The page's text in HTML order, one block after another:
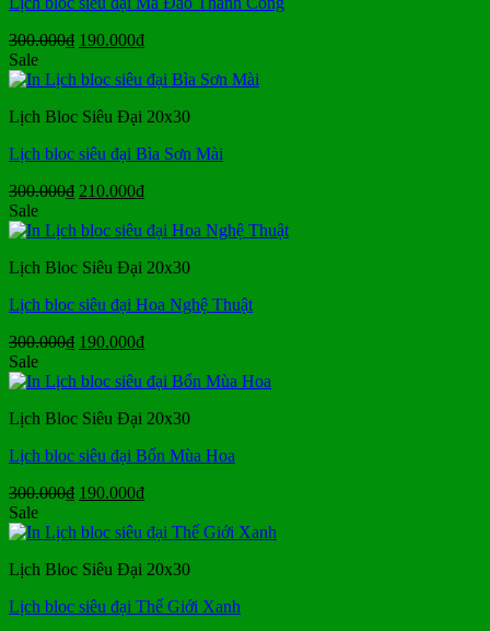
300.000₫ Giá
là:
190.000₫Giá
tại
190.000₫.
Sale
Lịch Bloc Siêu Đại 20x30
Lịch bloc siêu đại Bìa Sơn Mài
300.000₫ Giá
là:
210.000₫Giá
tại
210.000₫.
Sale
Lịch Bloc Siêu Đại 20x30
Lịch bloc siêu đại Hoa Nghệ Thuật
300.000₫ Giá
là:
190.000₫Giá
tại
190.000₫.
Sale
Lịch Bloc Siêu Đại 20x30
Lịch bloc siêu đại Bốn Mùa Hoa
300.000₫ Giá
là:
190.000₫Giá
tại
190.000₫.
Sale
Lịch Bloc Siêu Đại 20x30
Lịch bloc siêu đại Thế Giới Xanh